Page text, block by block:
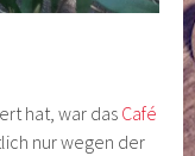
hat, war das Café
nur wegen der